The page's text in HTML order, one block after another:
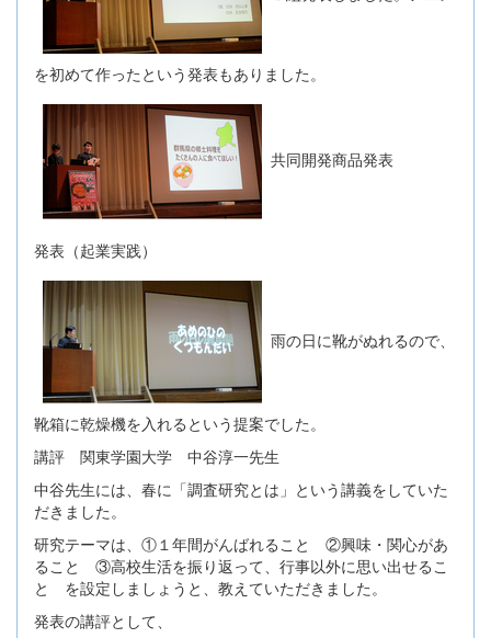
を初めて作ったという発表もありました。
共同開発商品発表
発表（起業実践）
雨の日に靴がぬれるので、
靴箱に乾燥機を入れるという提案でした。
講評 関東学園大学 中谷淳一先生
中谷先生には、春に「調査研究とは」という講義をしていた
だきました。
研究テーマは、①１年間がんばれること ②興味・関心があ
ること ③高校生活を振り返って、行事以外に思い出せるこ
と を設定しましょうと、教えていただきました。
発表の講評として、